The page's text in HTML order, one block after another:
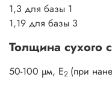
1,3 для базы 1
1,19 для базы 3
Толщина сухого
50-100 µм, E2 (при